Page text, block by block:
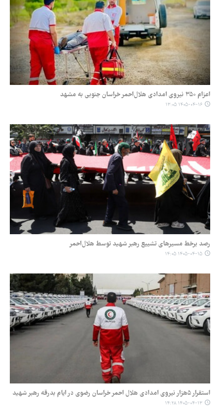
اعزام ۳۵۰ نیروی امدادی هلال‌احمر خراسان جنوبی به مشهد
۱۴۰۵-۰۴-۱۶ ۱۳:۰۵
رصد برخط مسیرهای تشییع رهبر شهید توسط هلال‌احمر
۱۴۰۵-۰۴-۱۵ ۱۴:۰۵
استقرار ۵هزار نیروی امدادی هلال احمر خراسان رضوی در ایام بدرقه رهبر شهید
۱۴۰۵-۰۴-۱۳ ۱۴:۲۸